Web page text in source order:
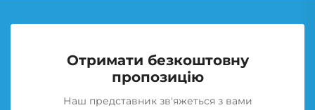
Отримати безкоштовну
пропозицію
Наш представник зв'яжеться з вами